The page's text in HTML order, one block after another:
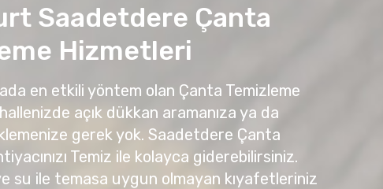
Saadetdere Çanta
Hizmetleri
en etkili yöntem olan Çanta Temizleme
açık dükkan aramanıza ya da
gerek yok. Saadetdere Çanta
Temiz ile kolayca giderebilirsiniz.
su ile temasa uygun olmayan kıyafetleriniz